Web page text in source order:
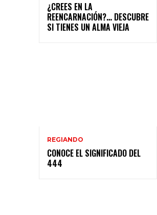
¿CREES EN LA
REENCARNACIÓN?… DESCUBRE
SI TIENES UN ALMA VIEJA
REGIANDO
CONOCE EL SIGNIFICADO DEL
444